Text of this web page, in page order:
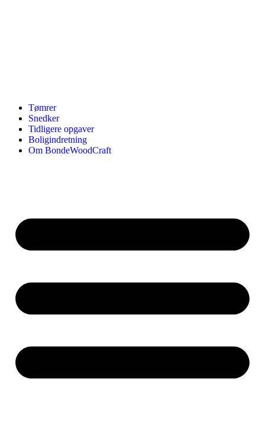
Tømrer
Snedker
Tidligere opgaver
Boligindretning
Om BondeWoodCraft